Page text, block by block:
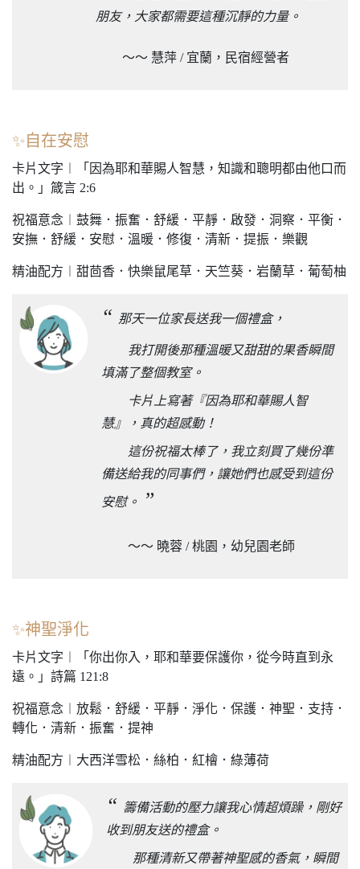
朋友，大家都需要這種沉靜的力量。
～～ 慧萍 / 宜蘭，民宿經營者
✨自在安慰
卡片文字︱「因為耶和華賜人智慧，知識和聰明都由他口而
出。」箴言 2:6
祝福意念︱鼓舞．振奮．舒緩．平靜．啟發．洞察．平衡．
安撫．舒緩．安慰．溫暖．修復．清新．提振．樂觀
精油配方︱甜茴香．快樂鼠尾草．天竺葵．岩蘭草．葡萄柚
“ 那天一位家長送我一個禮盒，
我打開後那種溫暖又甜甜的果香瞬間
填滿了整個教室。
卡片上寫著『因為耶和華賜人智
慧』，真的超感動！
這份祝福太棒了，我立刻買了幾份準
備送給我的同事們，讓她們也感受到這份
安慰。 ”
～～ 曉蓉 / 桃園，幼兒園老師
✨神聖淨化
卡片文字︱「你出你入，耶和華要保護你，從今時直到永
遠。」詩篇 121:8
祝福意念︱放鬆．舒緩．平靜．淨化．保護．神聖．支持．
轉化．清新．振奮．提神
精油配方︱大西洋雪松．絲柏．紅檜．綠薄荷
“ 籌備活動的壓力讓我心情超煩躁，剛好
收到朋友送的禮盒。
那種清新又帶著神聖感的香氣，瞬間